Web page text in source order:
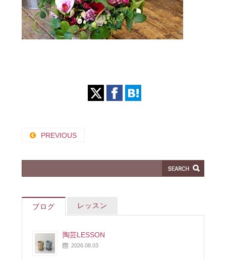
PREVIOUS
ブログ レッスン
陶芸LESSON
2026.08.03